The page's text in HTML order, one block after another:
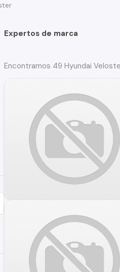
Expertos de marca
Encontramos 49 Hyundai